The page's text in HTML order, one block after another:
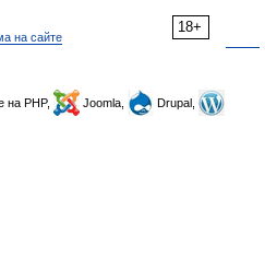
18+
на сайте
на PHP, Joomla,
Drupal,